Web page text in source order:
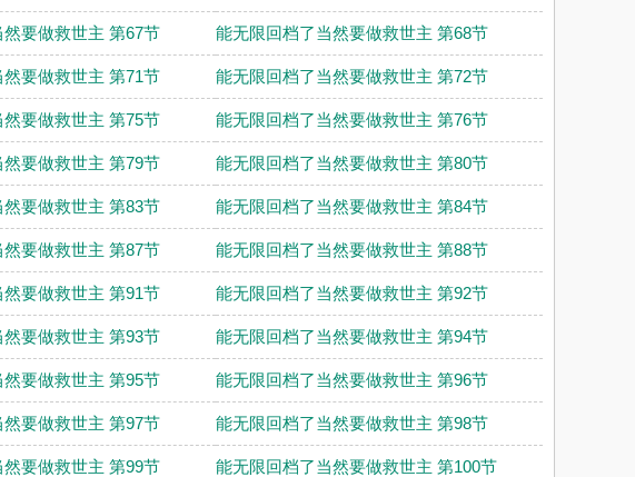
要做救世主 第67节 能无限回档了当然要做救世主 第68节
要做救世主 第71节 能无限回档了当然要做救世主 第72节
要做救世主 第75节 能无限回档了当然要做救世主 第76节
要做救世主 第79节 能无限回档了当然要做救世主 第80节
要做救世主 第83节 能无限回档了当然要做救世主 第84节
要做救世主 第87节 能无限回档了当然要做救世主 第88节
要做救世主 第91节 能无限回档了当然要做救世主 第92节
要做救世主 第93节 能无限回档了当然要做救世主 第94节
要做救世主 第95节 能无限回档了当然要做救世主 第96节
要做救世主 第97节 能无限回档了当然要做救世主 第98节
要做救世主 第99节 能无限回档了当然要做救世主 第100节